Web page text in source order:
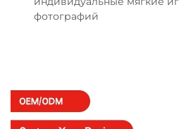
фотографий